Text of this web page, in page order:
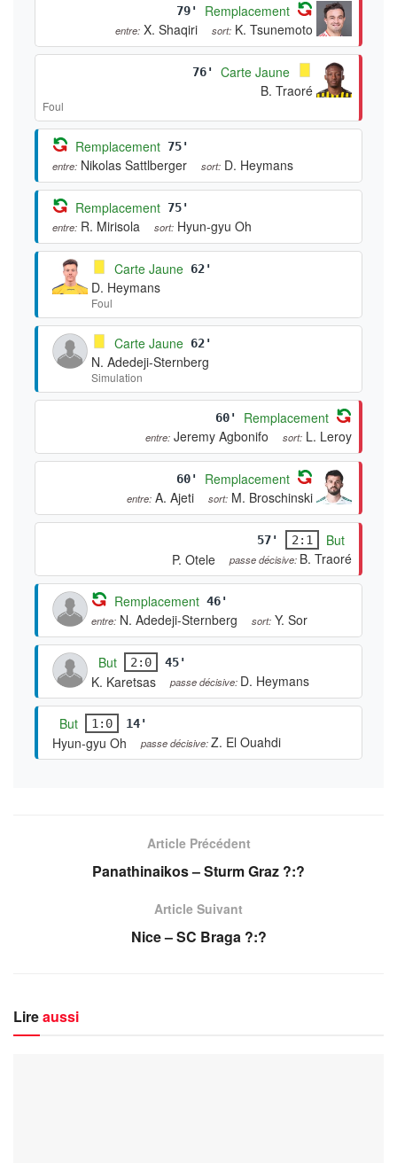
79' Remplacement
entre: X. Shaqiri sort: K. Tsunemoto
76'
Carte Jaune
B. Traoré
Foul
Remplacement 75'
entre: Nikolas Sattlberger sort: D. Heymans
Remplacement 75'
entre: R. Mirisola sort: Hyun-gyu Oh
Carte Jaune 62'
D. Heymans
Foul
Carte Jaune 62'
N. Adedeji-Sternberg
Simulation
60' Remplacement
entre: Jeremy Agbonifo sort: L. Leroy
60' Remplacement
entre: A. Ajeti sort: M. Broschinski
57' 2:1
But
P. Otele
passe décisive: B. Traoré
Remplacement 46'
entre: N. Adedeji-Sternberg sort: Y. Sor
But 2:0 45'
K. Karetsas passe décisive: D. Heymans
But 1:0 14'
Hyun-gyu Oh passe décisive:Z. El Ouahdi
Article Précédent
Panathinaikos – Sturm Graz ?:?
Article Suivant
Nice – SC Braga ?:?
Lireaussi